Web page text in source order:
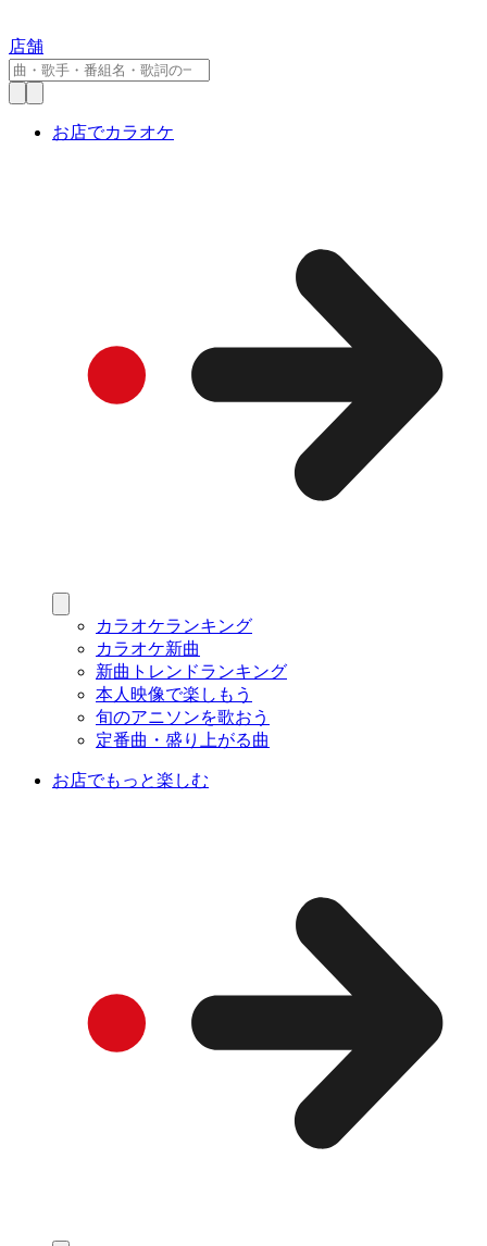
店舗
お店でカラオケ
カラオケランキング
カラオケ新曲
新曲トレンドランキング
本人映像で楽しもう
旬のアニソンを歌おう
定番曲・盛り上がる曲
お店でもっと楽しむ